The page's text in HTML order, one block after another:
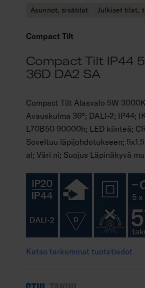
Asunnot, sisätilat Julkiset tilat,
Compact Tilt
Compact Tilt IP44
36D DA2 SA
Compact Tilt Alasvalo 5W
Avauskulma 36°; DALI-2; IP44;
L70B50 90000h; LED kiinteä;
Soveltuu läpijohdotukseen;
al; Väri ni; Suojus Läpinäkyvä
Katso tarkemmat tuotetiedot